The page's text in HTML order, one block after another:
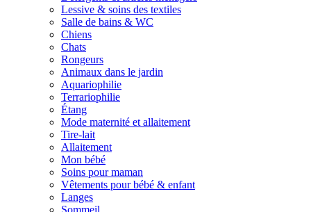
Lessive & soins des textiles
Salle de bains & WC
Chiens
Chats
Rongeurs
Animaux dans le jardin
Aquariophilie
Terrariophilie
Étang
Mode maternité et allaitement
Tire-lait
Allaitement
Mon bébé
Soins pour maman
Vêtements pour bébé & enfant
Langes
Sommeil